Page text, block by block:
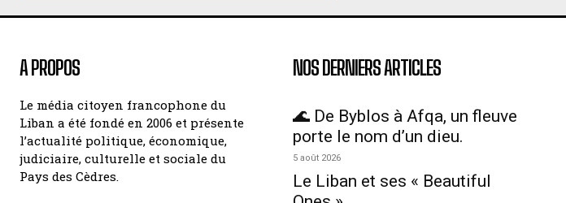
A PROPOS
Le média citoyen francophone du
Liban a été fondé en 2006 et présente
l’actualité politique, économique,
judiciaire, culturelle et sociale du
Pays des Cèdres.
NOS DERNIERS ARTICLES
🌊 De Byblos à Afqa, un fleuve
porte le nom d’un dieu.
5 août 2026
Le Liban et ses « Beautiful